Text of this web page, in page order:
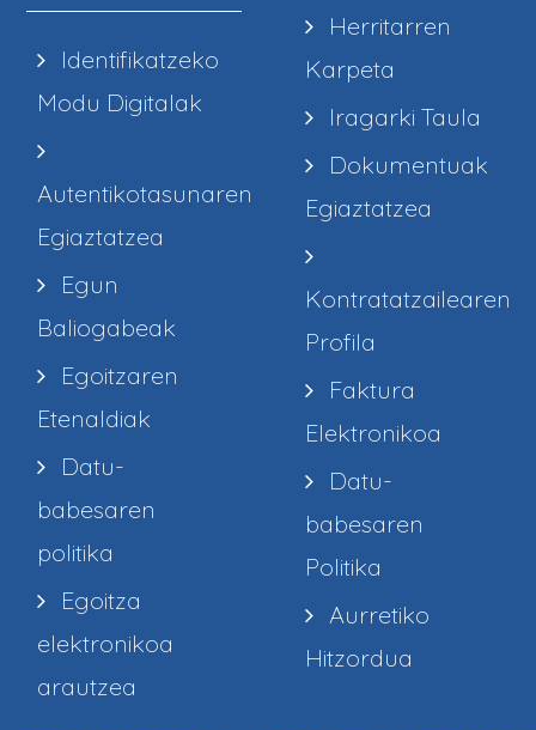
Identifikatzeko
Modu Digitalak
Autentikotasunaren
Egiaztatzea
Egun
Baliogabeak
Egoitzaren
Etenaldiak
Datu-
babesaren
politika
Egoitza
elektronikoa
arautzea
Herritarren
Karpeta
Iragarki Taula
Dokumentuak
Egiaztatzea
Kontratatzailearen
Profila
Faktura
Elektronikoa
Datu-
babesaren
Politika
Aurretiko
Hitzordua